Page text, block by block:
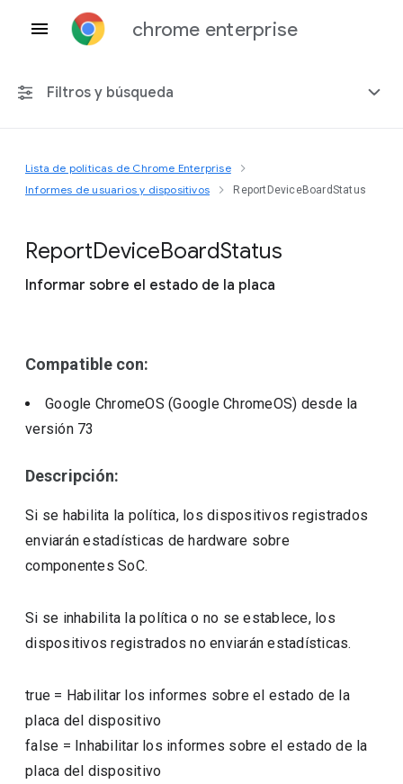
chrome enterprise
Filtros y búsqueda
Cualquier plataforma
Lista de políticas de Chrome Enterprise
Informes de usuarios y dispositivos
ReportDeviceBoardStatus
ReportDeviceBoardStatus
Informar sobre el estado de la placa
Compatible con:
Google ChromeOS (Google ChromeOS) desde la
versión 73
Descripción:
Si se habilita la política, los dispositivos registrados
enviarán estadísticas de hardware sobre
componentes SoC.
Si se inhabilita la política o no se establece, los
dispositivos registrados no enviarán estadísticas.
true = Habilitar los informes sobre el estado de la
placa del dispositivo
false = Inhabilitar los informes sobre el estado de la
placa del dispositivo